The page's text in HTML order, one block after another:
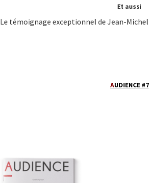
Et aussi
Le témoignage exceptionnel de Jean-Michel
AUDIENCE #7